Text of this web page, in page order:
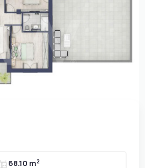
68.10 m2